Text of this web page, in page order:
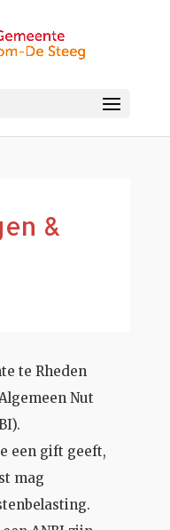
&
te Rheden
Nut
een gift geeft,
mag